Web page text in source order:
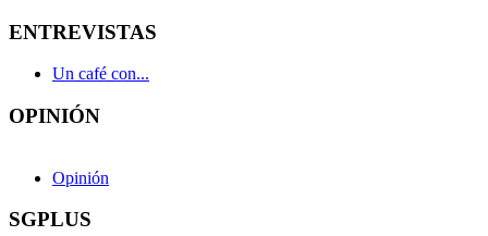
ENTREVISTAS
Un café con...
OPINIÓN
Opinión
SGPLUS